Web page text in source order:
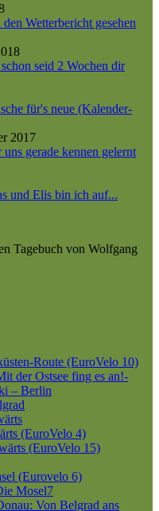
Wetterbericht gesehen
seid 2 Wochen dir
für's neue (Kalender-
2017
gerade kennen gelernt
und Elis bin ich auf...
Tagebuch von Wolfgang
Route (EuroVelo 10)
der Ostsee fing es an!-
– Berlin
(EuroVelo 4)
(EuroVelo 15)
(Eurovelo 6)
Mosel7
Von Belgrad ans